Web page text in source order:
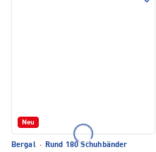
Neu
Bergal · Rund 180 Schuhbänder